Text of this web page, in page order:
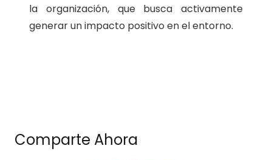
la organización, que busca activamente
generar un impacto positivo en el entorno.
Comparte Ahora